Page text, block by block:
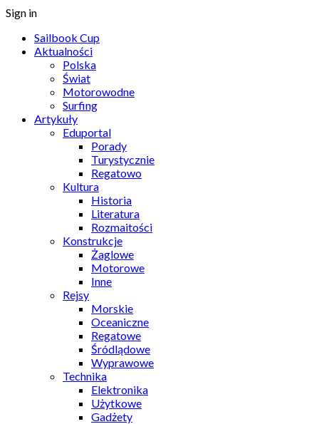
Sign in
Sailbook Cup
Aktualności
Polska
Świat
Motorowodne
Surfing
Artykuły
Eduportal
Porady
Turystycznie
Regatowo
Kultura
Historia
Literatura
Rozmaitości
Konstrukcje
Żaglowe
Motorowe
Inne
Rejsy
Morskie
Oceaniczne
Regatowe
Śródlądowe
Wyprawowe
Technika
Elektronika
Użytkowe
Gadżety